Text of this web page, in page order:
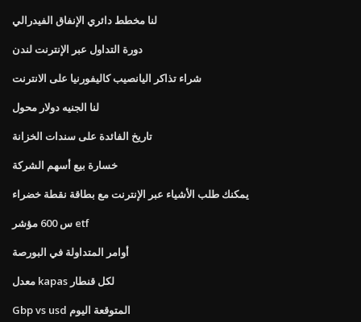
لنا مخطط دائري الإنفاق الفيدرالي
دورة التداول عبر الإنترنت لندن
شراء تذاكر اليانصيب كاليفورنيا على الانترنت
لنا الجنيه دولار محول
تاريخ الفائدة على سندات الخزانة
خسارة بيع أسهم الشركة
يمكنك طلب الأشياء عبر الإنترنت مع بطاقة نقطة خضراء
س 600 مؤشر etf
أوامر المتداولة في البورصة
معدل kapas لكل قنطار
Gbp vs usd المتوقعة اليوم